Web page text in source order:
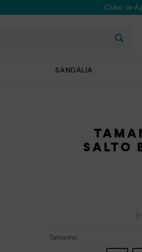
Clube de
SANDÁLIA
SALTO
Tamanho